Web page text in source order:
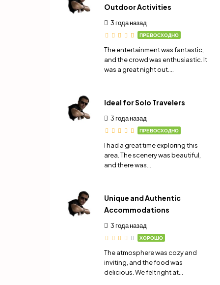
Outdoor Activities
3 года назад
ПРЕВОСХОДНО
The entertainment was fantastic,
and the crowd was enthusiastic. It
was a great night out….
Ideal for Solo Travelers
3 года назад
ПРЕВОСХОДНО
I had a great time exploring this
area. The scenery was beautiful,
and there was…
Unique and Authentic
Accommodations
3 года назад
ХОРОШО
The atmosphere was cozy and
inviting, and the food was
delicious. We felt right at…